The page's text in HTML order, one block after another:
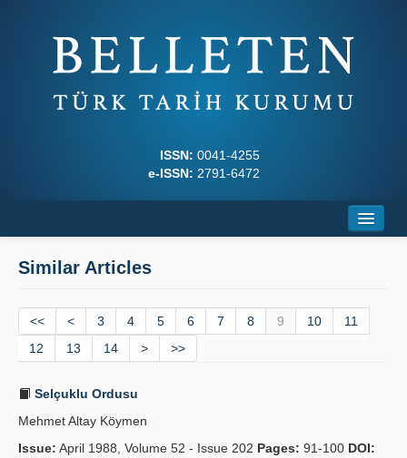
ISSN: 0041-4255
e-ISSN: 2791-6472
Journal Boards
Writing Rules
Principles
Publication Policies
Similar Articles
<< < 3 4 5 6 7 8 9 10
11
12
13 14 > >>
Selçuklu Ordusu
Mehmet Altay Köymen
Issue: April 1988, Volume 52 - Issue 202 Pages: 91-100 DOI: